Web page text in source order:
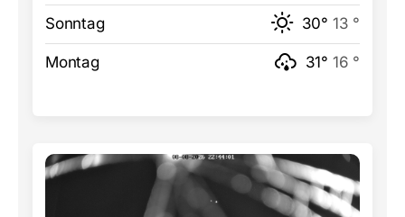
Sonntag 30° 13 °
Montag 31° 16 °